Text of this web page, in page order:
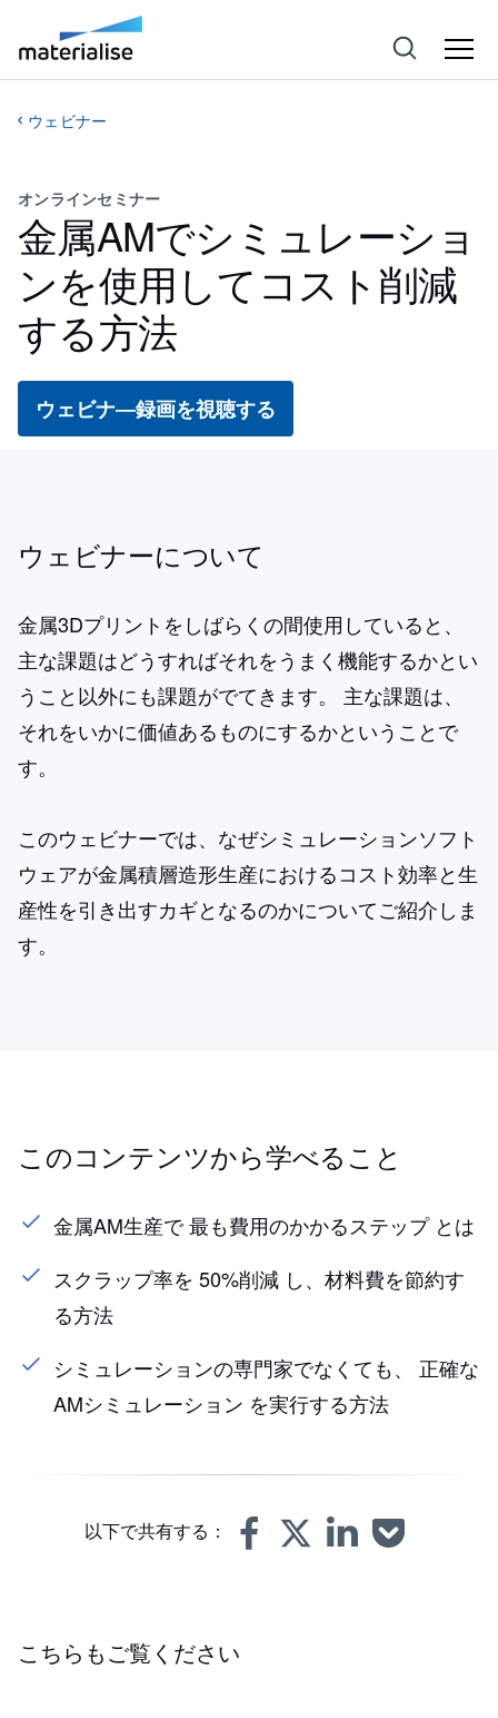
ウェビナー
オンラインセミナー
金属AMでシミュレーショ
ンを使用してコスト削減
する方法
ウェビナ―録画を視聴する
ウェビナーについて
金属3Dプリントをしばらくの間使用していると、
主な課題はどうすればそれをうまく機能するかとい
うこと以外にも課題がでてきます。 主な課題は、
それをいかに価値あるものにするかということで
す。
このウェビナーでは、なぜシミュレーションソフト
ウェアが金属積層造形生産におけるコスト効率と生
産性を引き出すカギとなるのかについてご紹介しま
す。
このコンテンツから学べること
金属AM生産で 最も費用のかかるステップ とは
スクラップ率を 50%削減 し、材料費を節約す
る方法
シミュレーションの専門家でなくても、 正確な
AMシミュレーション を実行する方法
以下で共有する：
こちらもご覧ください